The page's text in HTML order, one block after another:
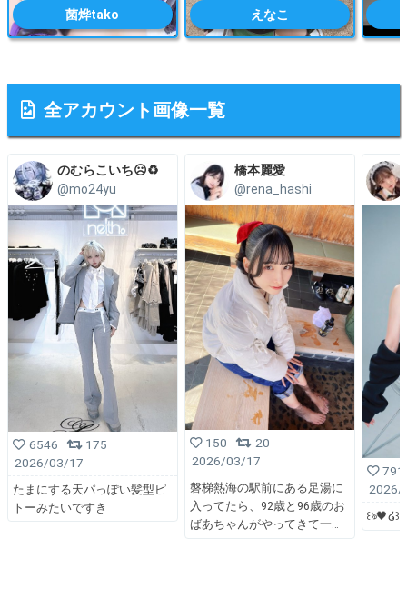
菌烨tako えなこ
全アカウント画像一覧
のむらこいち☹️♻️
@mo24yu
6546
175
2026/03/17
たまにする天パっぽい髪型ピ
トーみたいですき
橋本麗愛
@rena_hashi
150
20
2026/03/17
磐梯熱海の駅前にある足湯に
入ってたら、92歳と96歳のお
ばあちゃんがやってきて一
791
2026/
꒰ঌ🖤໒꒱